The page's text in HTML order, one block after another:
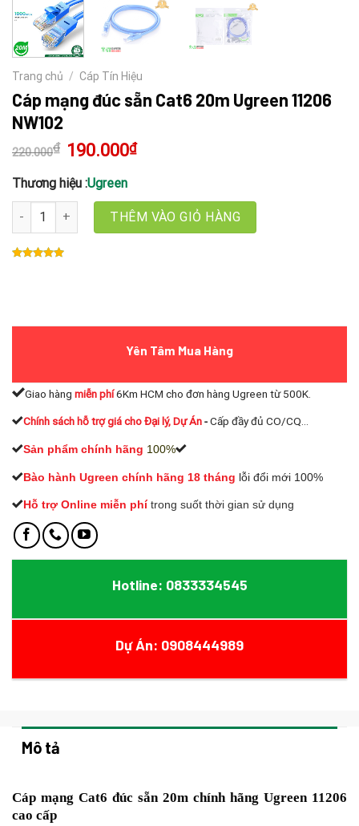
Trang chủ / Cáp Tín Hiệu
Cáp mạng đúc sẵn Cat6 20m Ugreen 11206
NW102
220.000₫
Giá
gốc
220.000₫.
190.000₫Giá
hiện
Thương hiệu :Ugreen
Cáp mạng đúc sẵn Cat6 20m Ugreen 11206 NW102 số lượng
THÊM VÀO GIỎ HÀNG
Yên Tâm Mua Hàng
Giao hàng miễn phí6Km HCM cho đơn hàng Ugreen từ 500K.
Chính sách hỗ trợ giá cho Đại lý, Dự Án-Cấp đầy đủ CO/CQ...
Sản phẩm chính hãng 100%
Bào hành Ugreen chính hãng 18 tháng lỗi đổi mới 100%
Hỗ trợ Online miễn phí trong suốt thời gian sử dụng
Hotline: 0833334545
Dự Án: 0908444989
Mô tả
Cáp mạng Cat6 đúc sẵn 20m chính hãng Ugreen 11206
cao cấp